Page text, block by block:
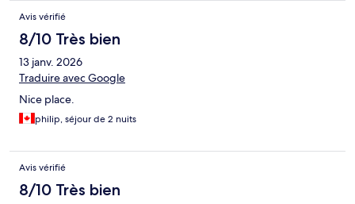
Avis vérifié
8/10 Très bien
13 janv. 2026
Traduire avec Google
Nice place.
philip, séjour de 2 nuits
Avis vérifié
8/10 Très bien